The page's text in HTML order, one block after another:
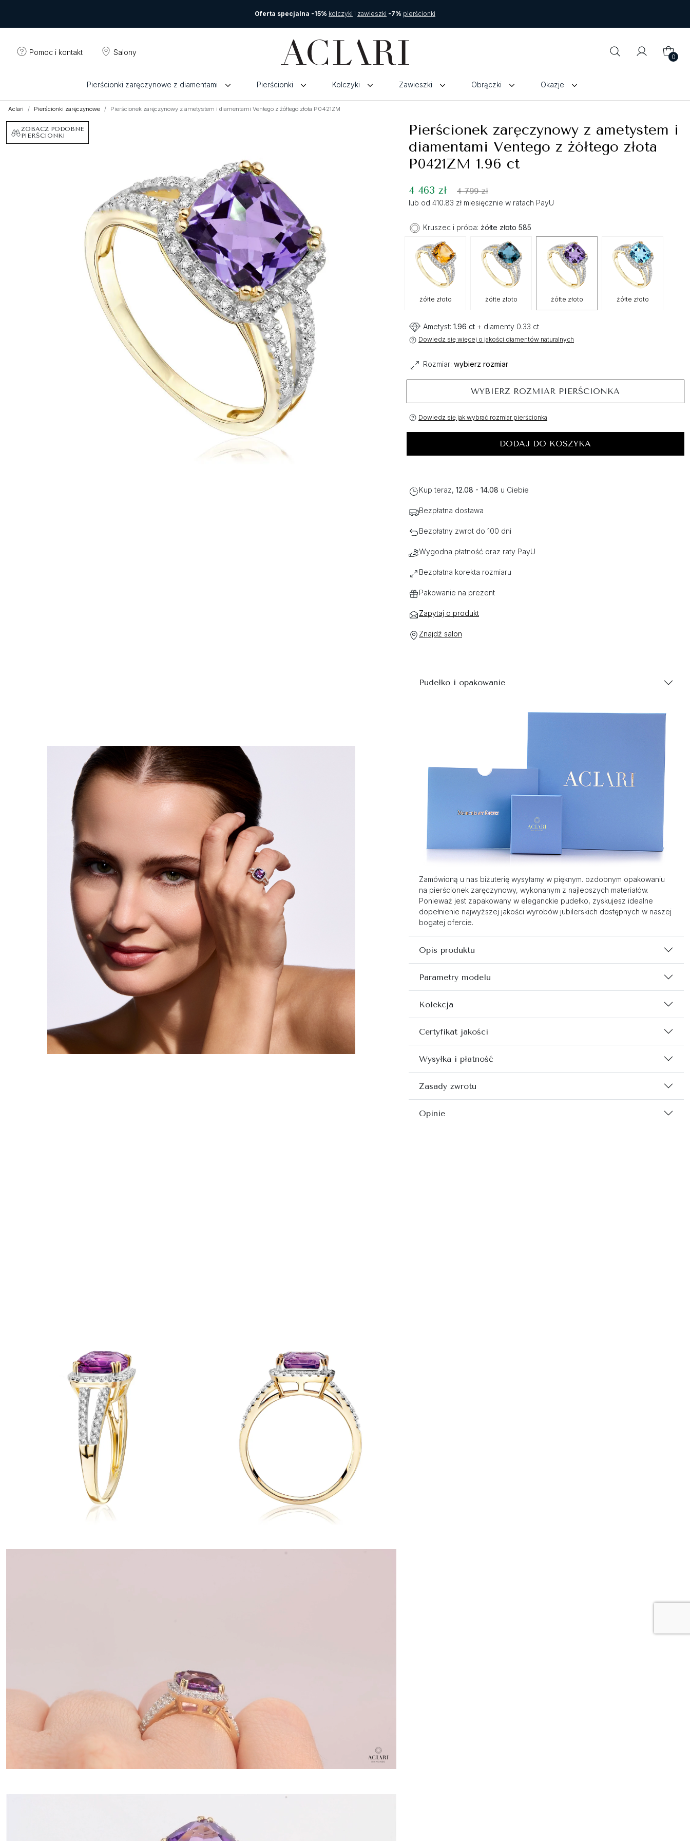
Oferta specjalna -15% kolczyki i zawieszki -7% pierścionki
Pomoc i kontakt Salony
0
Pierścionki zaręczynowe z diamentami Pierścionki Kolczyki Zawieszki Obrączki Okazje
Aclari Pierścionki zaręczynowe Pierścionek zaręczynowy z ametystem i diamentami Ventego z żółtego złota P0421ZM
ZOBACZ PODOBNE
PIERŚCIONKI
Pierścionek zaręczynowy z ametystem i
diamentami Ventego z żółtego złota
P0421ZM 1.96 ct
4 463 zł 4 799 zł
lub od 410.83 zł miesięcznie w ratach PayU
Kruszec i próba: żółte złoto 585
żółte złoto żółte złoto żółte złoto żółte złoto
Ametyst: 1.96 ct + diamenty 0.33 ct
Dowiedz się więcej o jakości diamentów naturalnych
Rozmiar: wybierz rozmiar
WYBIERZ ROZMIAR PIERŚCIONKA
Dowiedz się jak wybrać rozmiar pierścionka
DODAJ DO KOSZYKA
Kup teraz, 12.08 - 14.08 u Ciebie
Bezpłatna dostawa
Bezpłatny zwrot do 100 dni
Wygodna płatność oraz raty PayU
Bezpłatna korekta rozmiaru
Pakowanie na prezent
Zapytaj o produkt
Znajdź salon
Pudełko i opakowanie
Zamówioną u nas biżuterię wysyłamy w pięknym. ozdobnym opakowaniu
na pierścionek zaręczynowy, wykonanym z najlepszych materiałów.
Ponieważ jest zapakowany w eleganckie pudełko, zyskujesz idealne
dopełnienie najwyższej jakości wyrobów jubilerskich dostępnych w naszej
bogatej ofercie.
Opis produktu
Parametry modelu
Kolekcja
Certyfikat jakości
Wysyłka i płatność
Zasady zwrotu
Opinie